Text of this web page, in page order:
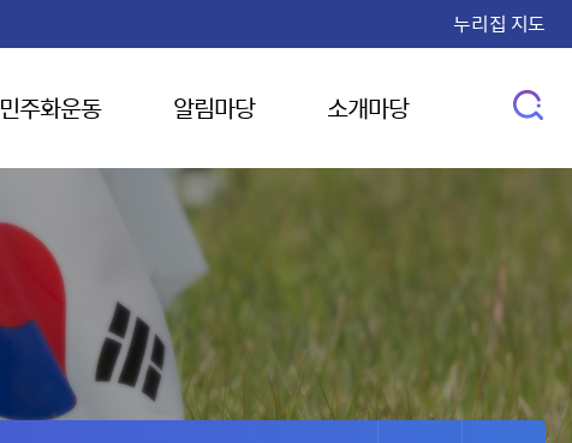
누리집 지도
민주화운동 알림마당 소개마당